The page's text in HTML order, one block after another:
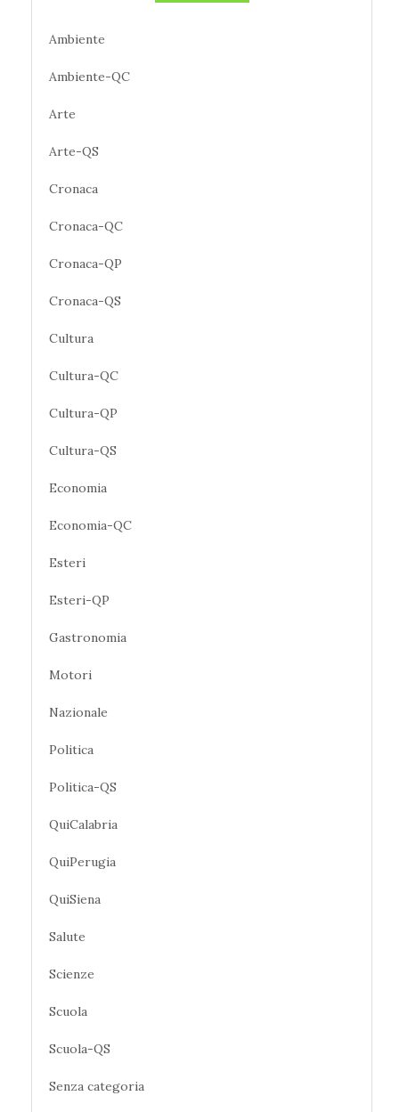
Ambiente
Ambiente-QC
Arte
Arte-QS
Cronaca
Cronaca-QC
Cronaca-QP
Cronaca-QS
Cultura
Cultura-QC
Cultura-QP
Cultura-QS
Economia
Economia-QC
Esteri
Esteri-QP
Gastronomia
Motori
Nazionale
Politica
Politica-QS
QuiCalabria
QuiPerugia
QuiSiena
Salute
Scienze
Scuola
Scuola-QS
Senza categoria